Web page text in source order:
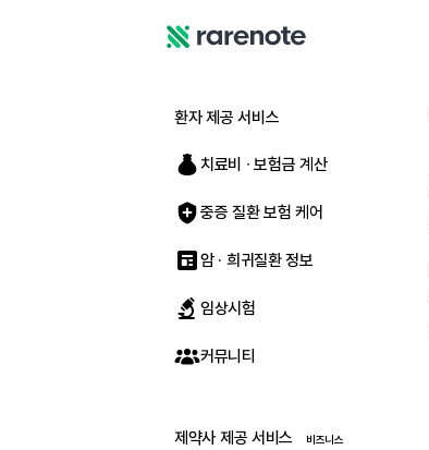
트
환자 제공 서비스
치료비 ∙ 보험금 계산
중증 질환 보험 케어
암 · 희귀질환 정보
임상시험
커뮤니티
제약사 제공 서비스